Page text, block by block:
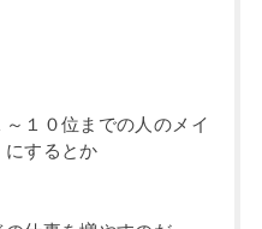
１０位までの人のメイ
にするとか